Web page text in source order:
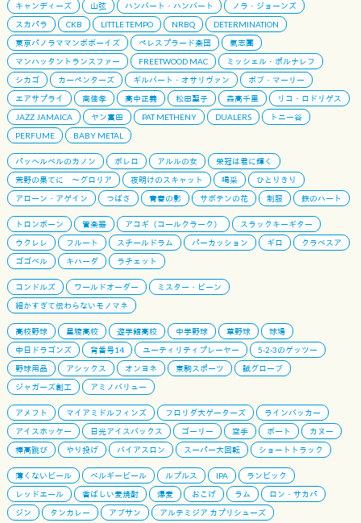
キャンディーズ 山弦 ハンバート・ハンバート
ノラ・ジョーンズ
スカパラ
CKB LITTLE TEMPO NRBQ
DETERMINATION
東京パノラママンボボーイズ
ペレスプラード楽団
氣志團
マンハッタントランスファー
FREETWOOD MAC
ミッシェル・ポルナレフ
シカゴ
カーペンターズ ギルバート・オサリヴァン
ボブ・マーリー
エアサプライ
南佳孝 高中正義 松田聖子 森高千里
リコ・ロドリゲス
JAZZ JAMAICA
ヤン富田 PAT METHENY DUALERS
トニー谷
PERFUME
BABY METAL
パッヘルベルのカノン ボレロ アルルの女
栄冠は君に輝く
荒野の果てに 〜グロリア
夜明けのスキャット 喝采
ひとりきり
アローン・アゲイン
つばさ 青春の影 サボテンの花 制服 鉄のハート
トロンボーン 管楽器 アコギ（コールクラーク）
スラックキーギター
ウクレレ
フルート スチールドラム パーカッション ギロ
クラベスア
ゴゴベル
キハーダ ラチェット
コンドルズ ワールドオーダー
ミスター・ビーン
細かすぎて伝わらないモノマネ
高校野球 星稜高校 遊学館高校 中学野球 草野球
球場
中日ドラゴンズ
背番号14 ユーティリティプレーヤー
5-2-3のゲッツー
野球用品
アシックス オンヨネ 東駒スポーツ
誠グローブ
ジャガーズ創工
アミノバリュー
アメフト マイアミドルフィンズ フロリダ大ゲーターズ
ラインバッカー
アイスホッケー
日光アイスバックス ゴーリー 空手 ボート
カヌー
棒高跳び
やり投げ バイアスロン スーパー大回転 ショートトラック
薄くないビール ベルギービール ルプルス IPA
ランビック
レッドエール
香ばしい麦焼酎 爆麦 おこげ ラム
ロン・サカパ
ジン
タンカレー アブサン
アルテミジア カプリシューズ